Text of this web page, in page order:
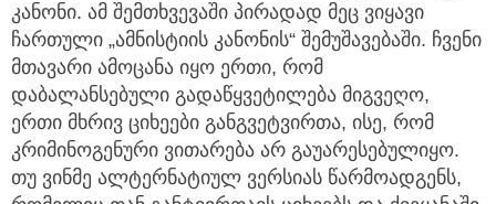
კანონი. ამ შემთხვევაში პირადად მეც ვიყავი
ჩართული „ამნისტიის კანონის“ შემუშავებაში. ჩვენი
მთავარი ამოცანა იყო ერთი, რომ
დაბალანსებული გადაწყვეტილება მიგვეღო,
ერთი მხრივ ციხეები განგვეტვირთა, ისე, რომ
კრიმინოგენური ვითარება არ გაუარესებულიყო.
თუ ვინმე ალტერნატიულ ვერსიას წარმოადგენს,